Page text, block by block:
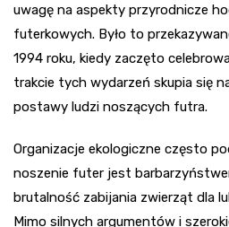
uwagę na aspekty przyrodnicze
futerkowych. Było to
1994 roku, kiedy zaczęto
trakcie tych wydarzeń skupia się
postawy ludzi noszących futra.
Organizacje ekologiczne często
noszenie futer jest
brutalność zabijania zwierząt dla
Mimo silnych argumentów i